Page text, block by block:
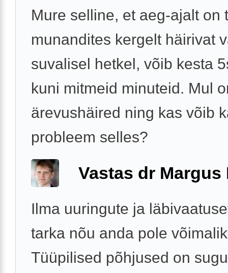
Mure selline, et aeg-ajalt on
munandites kergelt häirivat
suvalisel hetkel, võib kesta
kuni mitmeid minuteid. Mul
ärevushäired ning kas võib
probleem selles?
Vastas dr Margus
Ilma uuringute ja
tarka nõu anda pole
Tüüpilised põhjused on